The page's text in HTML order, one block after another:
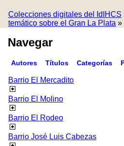
Colecciones digitales del IdIHCS
temático sobre el Gran La Plata »
Navegar
Autores Títulos Categorías
Barrio El Mercadito
Barrio El Molino
Barrio El Rodeo
Barrio José Luis Cabezas